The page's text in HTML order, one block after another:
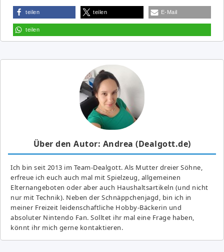
teilen teilen E-Mail
teilen
Über den Autor: Andrea (Dealgott.de)
Ich bin seit 2013 im Team-Dealgott. Als Mutter dreier Söhne,
erfreue ich euch auch mal mit Spielzeug, allgemeinen
Elternangeboten oder aber auch Haushaltsartikeln (und nicht
nur mit Technik). Neben der Schnäppchenjagd, bin ich in
meiner Freizeit leidenschaftliche Hobby-Bäckerin und
absoluter Nintendo Fan. Solltet ihr mal eine Frage haben,
könnt ihr mich gerne kontaktieren.